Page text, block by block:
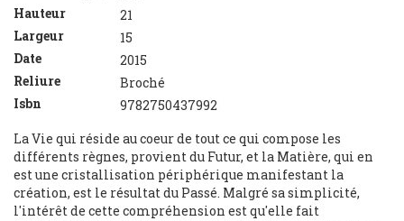
Hauteur
21
Largeur
15
Date
2015
Reliure
Broché
Isbn
9782750437992
La Vie qui réside au coeur de tout ce qui compose les
différents règnes, provient du Futur, et la Matière, qui en
est une cristallisation périphérique manifestant la
création, est le résultat du Passé. Malgré sa simplicité,
l'intérêt de cette compréhension est qu'elle fait